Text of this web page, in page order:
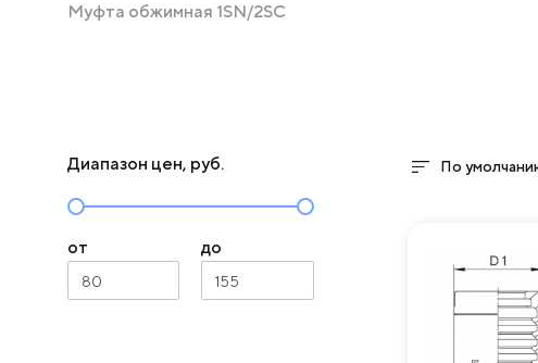
Муфта обжимная 1SN/2SC
Диапазон цен, руб.
от
80
до
155
По